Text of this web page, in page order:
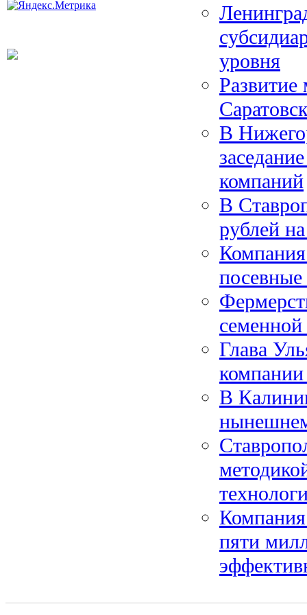
уровня
В
компаний
В
рублей
Глава
В
пяти